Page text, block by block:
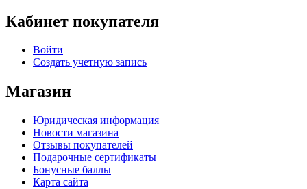
Кабинет покупателя
Войти
Создать учетную запись
Магазин
Юридическая информация
Новости магазина
Отзывы покупателей
Подарочные сертификаты
Бонусные баллы
Карта сайта